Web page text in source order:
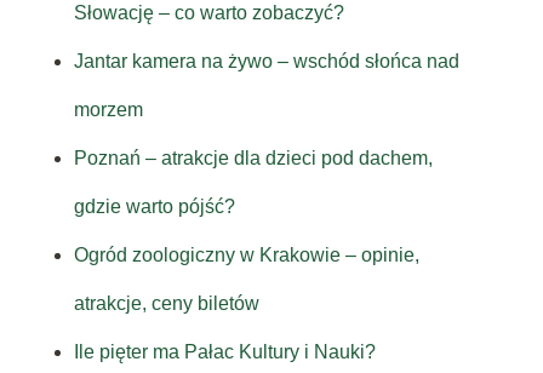
Słowację – co warto zobaczyć?
Jantar kamera na żywo – wschód słońca nad
morzem
Poznań – atrakcje dla dzieci pod dachem,
gdzie warto pójść?
Ogród zoologiczny w Krakowie – opinie,
atrakcje, ceny biletów
Ile pięter ma Pałac Kultury i Nauki?